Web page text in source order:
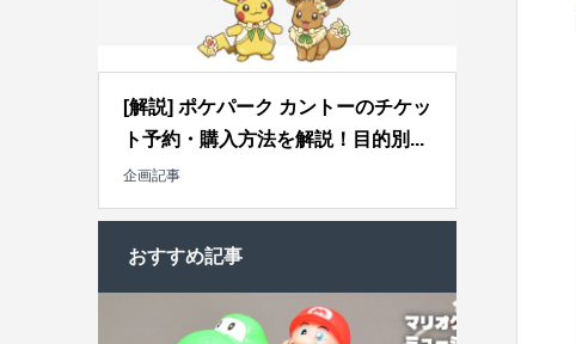
[解説] ポケパーク カントーのチケッ
ト予約・購入方法を解説！目的別...
企画記事
おすすめ記事